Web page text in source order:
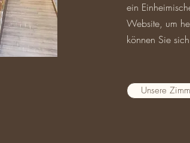
ein
Website, um
können Sie
Unsere